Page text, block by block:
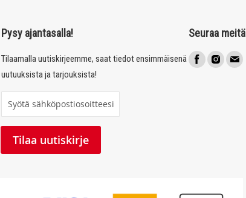
Pysy ajantasalla!
Tilaamalla uutiskirjeemme, saat tiedot ensimmäisenä
uutuuksista ja tarjouksista!
i
l
Tilaa uutiskirje
Seuraa meitä